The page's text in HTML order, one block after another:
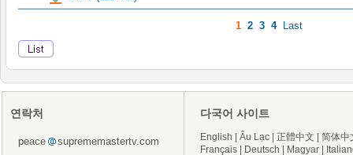
1 2 3 4 Last
연락처
peace suprememastertv.com
다국어 사이트
English | Âu Lạc | 正體中文 | 简体中
Français | Deutsch | Magyar |